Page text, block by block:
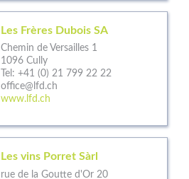
Les Frères Dubois SA
Chemin de Versailles 1
1096 Cully
Tel: +41 (0) 21 799 22 22
office@lfd.ch
www.lfd.ch
Les vins Porret Sàrl
rue de la Goutte d'Or 20